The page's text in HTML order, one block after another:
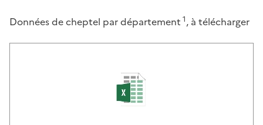
Données de cheptel par département 1, à télécharger